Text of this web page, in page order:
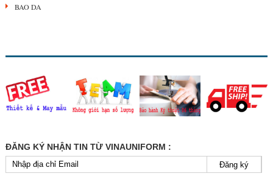
BAO DA
ĐĂNG KÝ NHẬN TIN TỪ VINAUNIFORM :
Đăng ký